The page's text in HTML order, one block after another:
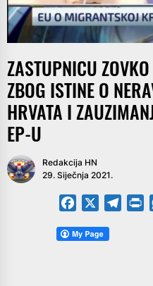
ZASTUPNICU
ZBOG ISTINE O
HRVATA I
EP-U
Redakcija HN
29. Siječnja 2021.
Facebook